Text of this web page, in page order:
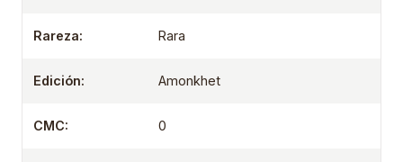
Rareza: Rara
Edición: Amonkhet
CMC: 0